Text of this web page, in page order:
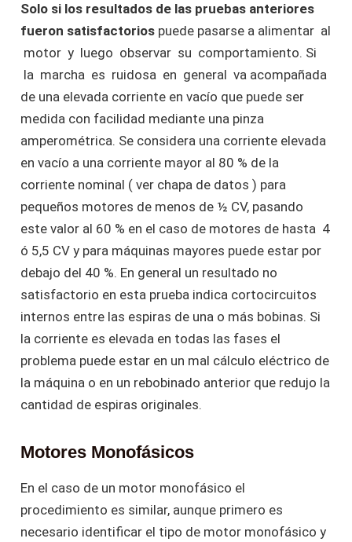
Solo si los resultados de las pruebas anteriores
fueron satisfactorios puede pasarse a alimentar al
motor y luego observar su comportamiento. Si
la marcha es ruidosa en general va acompañada
de una elevada corriente en vacío que puede ser
medida con facilidad mediante una pinza
amperométrica. Se considera una corriente elevada
en vacío a una corriente mayor al 80 % de la
corriente nominal ( ver chapa de datos ) para
pequeños motores de menos de ½ CV, pasando
este valor al 60 % en el caso de motores de hasta 4
ó 5,5 CV y para máquinas mayores puede estar por
debajo del 40 %. En general un resultado no
satisfactorio en esta prueba indica cortocircuitos
internos entre las espiras de una o más bobinas. Si
la corriente es elevada en todas las fases el
problema puede estar en un mal cálculo eléctrico de
la máquina o en un rebobinado anterior que redujo la
cantidad de espiras originales.
Motores Monofásicos
En el caso de un motor monofásico el
procedimiento es similar, aunque primero es
necesario identificar el tipo de motor monofásico y